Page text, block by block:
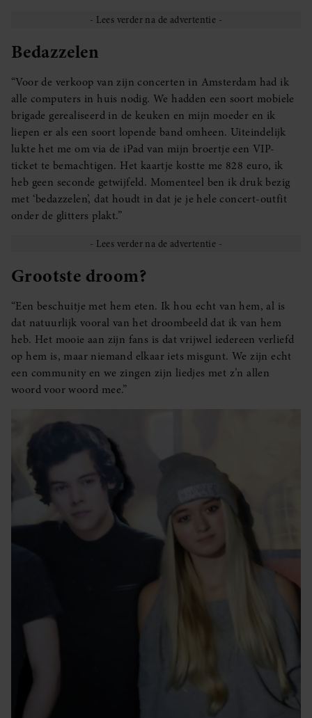
Bedazzelen
“Voor de verkoop van zijn concerten in Amsterdam had ik
alle computers in huis nodig. We hadden een soort mobiele
brigade gerealiseerd in de keuken en mijn moeder en ik
liepen er als een soort lopende band omheen. Uiteindelijk
lukte het me om via de iPad van mijn broertje een VIP-
ticket te bemachtigen. Het kaartje kostte me 828 euro, ik
heb geen seconde getwijfeld. Momenteel ben ik druk bezig
met ‘bedazzelen’, dat houdt in dat je je hele concert-outfit
onder de glitters plakt.”
Grootste droom?
“Een beschuitje met hem eten. Ik hou echt van hem, al is
dat natuurlijk vooral van het droombeeld dat ik van hem
heb. Het mooie aan zijn fans is dat vrijwel iedereen verliefd
op hem is, maar niemand elkaar iets misgunt. We zijn echt
een community en we zingen zijn liedjes met z’n allen
woord voor woord mee.”